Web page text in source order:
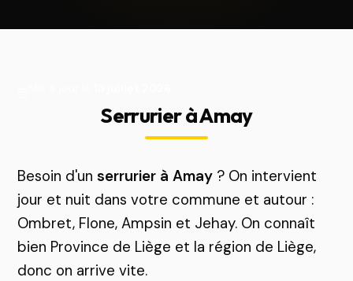
Serrurier à Amay
Besoin d'unserrurier à Amay ? On intervient
jour et nuit dans votre commune et autour :
Ombret, Flone, Ampsin et Jehay. On connaît
bien Province de Liège et la région de Liège,
donc on arrive vite.